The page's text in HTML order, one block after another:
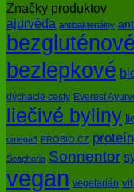
zdravie
Značky produktov
ajurvéda antibakteriálny
bezgluténové
bezlepkové
dýchacie cesty Everest
liečivé byliny
omega3 PROBIO CZ
Soaphoria Sonnentor
vegan vegetarián